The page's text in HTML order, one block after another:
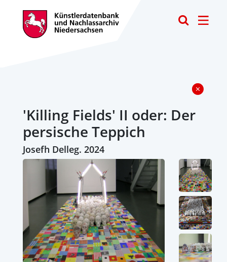
'Killing Fields' II oder: Der
persische Teppich
Josefh Delleg. 2024